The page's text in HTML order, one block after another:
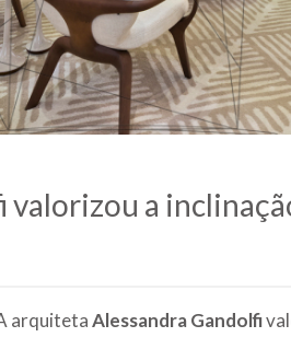
valorizou a
arquitetaAlessandra Gandolfi